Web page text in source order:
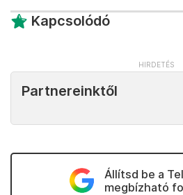
Kapcsolódó
Partnereinktől
Állítsd be a
megbízható